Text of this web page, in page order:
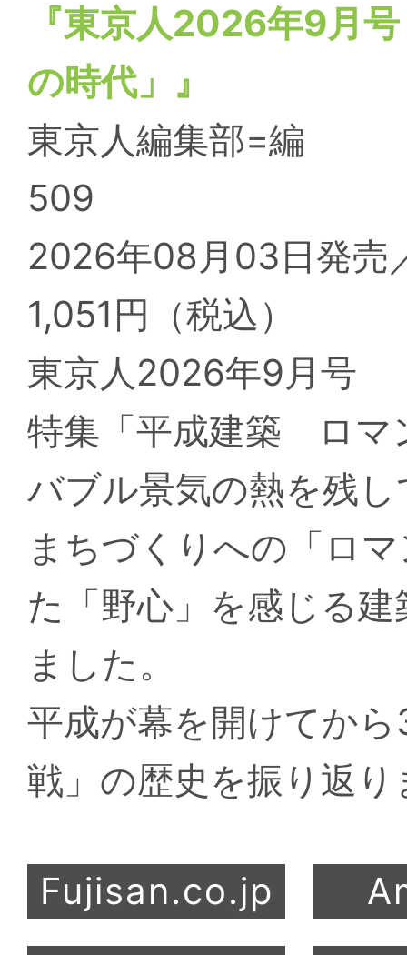
『東京人2026年9月
の時代」』
東京人編集部=編
509
2026年08月03日発売
1,051円（税込）
東京人2026年9月号
特集「平成建築 ロマ
バブル景気の熱を残
まちづくりへの「ロ
た「野心」を感じる
ました。
平成が幕を開けてか
戦」の歴史を振り返り